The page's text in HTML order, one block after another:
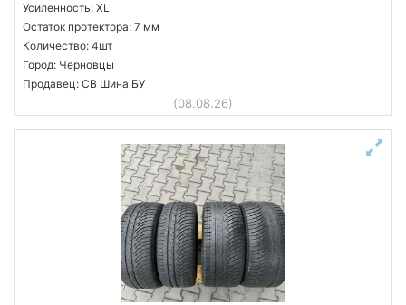
Усиленность: XL
Остаток протектора: 7 мм
Количество: 4шт
Город: Черновцы
Продавец: СВ Шина БУ
(08.08.26)
Сбросить